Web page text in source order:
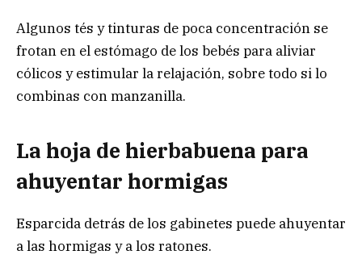
Algunos tés y tinturas de poca concentración se
frotan en el estómago de los bebés para aliviar
cólicos y estimular la relajación, sobre todo si lo
combinas con manzanilla.
La hoja de hierbabuena para
ahuyentar hormigas
Esparcida detrás de los gabinetes puede ahuyentar
a las hormigas y a los ratones.